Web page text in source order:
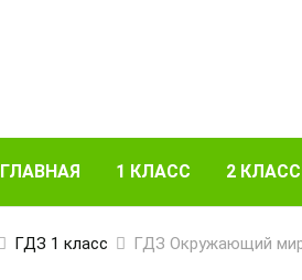
ГЛАВНАЯ 1 КЛАСС 2 КЛАСС
ГДЗ 1 класс ГДЗ Окружающий мир